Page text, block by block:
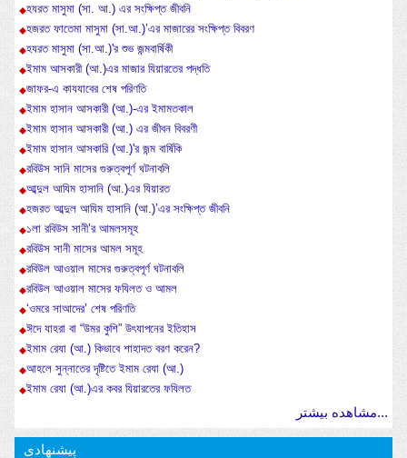
হযরত মাসুমা (সা. আ.) এর সংক্ষিপ্ত জীবনি
হজরত ফাতেমা মাসুমা (সা.আ.)’এর মাজারের সংক্ষিপ্ত বিবরণ
হযরত মাসুমা (সা.আ.)'র শুভ জন্মবার্ষিকী
ইমাম আসকারী (আ.)এর মাজার যিয়ারতের পদ্ধতি
জাফর-এ কাযযাবের শেষ পরিণতি
ইমাম হাসান আসকারী (আ.)-এর ইমামতকাল
ইমাম হাসান আসকারী (আ.) এর জীবন বিবরণী
ইমাম হাসান আসকারি (আ.)'র জন্ম বার্ষিকি
রবিউস সানি মাসের গুরুত্বপূর্ণ ঘটনাবলি
আব্দুল আযিম হাসানি (আ.)এর যিয়ারত
হজরত আব্দুল আযিম হাসানি (আ.)’এর সংক্ষিপ্ত জীবনি
১লা রবিউস সানী’র আমলসমূহ
রবিউস সানী মাসের আমল সমূহ
রবিউল আওয়াল মাসের গুরুত্বপূর্ণ ঘটনাবলি
রবিউল আওয়াল মাসের ফযিলত ও আমল
‘ওমরে সাআদের’ শেষ পরিণতি
ঈদে যাহরা বা “উমর কুশি” উৎযাপনের ইতিহাস
ইমাম রেযা (আ.) কিভাবে শাহাদত বরণ করেন?
আহলে সুন্নাতের দৃষ্টিতে ইমাম রেযা (আ.)
ইমাম রেযা (আ.)এর কবর যিয়ারতের ফযিলত
مشاهده بیشتر...
پیشنهادی